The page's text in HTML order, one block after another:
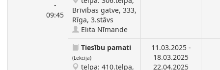
-
09:45
Brīvības gatve, 333,
Rīga, 3.stāvs
Elita Nīmande
Tiesību pamati
(Lekcija)
telpa: 410.telpa,
11.03.2025 -
18.03.2025
22.04.2025